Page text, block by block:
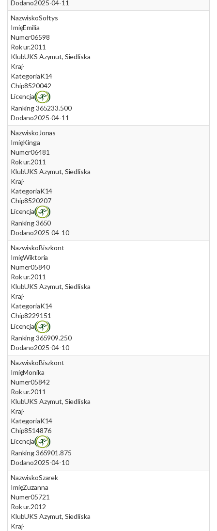
Dodano2025-04-11
NazwiskoSołtys
ImięEmilia
Numer06598
Rok ur.2011
KlubUKS Azymut, Siedliska
Kraj-
KategoriaK14
Chip8520042
Licencja
Ranking 365233.500
Dodano2025-04-11
Nazwisko Jonas
ImięKinga
Numer06481
Rok ur.2011
KlubUKS Azymut, Siedliska
Kraj-
KategoriaK14
Chip8520207
Licencja
Ranking 3650
Dodano2025-04-10
NazwiskoBiszkont
ImięWiktoria
Numer05840
Rok ur.2011
KlubUKS Azymut, Siedliska
Kraj-
KategoriaK14
Chip8229151
Licencja
Ranking 365909.250
Dodano2025-04-10
NazwiskoBiszkont
ImięMonika
Numer05842
Rok ur.2011
KlubUKS Azymut, Siedliska
Kraj-
KategoriaK14
Chip8514876
Licencja
Ranking 365901.875
Dodano2025-04-10
NazwiskoSzarek
ImięZuzanna
Numer05721
Rok ur.2012
KlubUKS Azymut, Siedliska
Kraj-